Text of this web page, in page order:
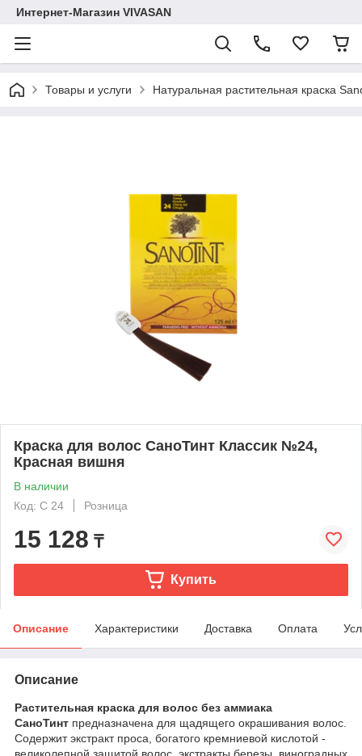
Интернет-Магазин VIVASAN
Товары и услуги Натуральная растительная краска
Краска для волос СаноТинт Классик №24,
Красная вишня
В наличии
Код: C 24
Розница
15 128 ₸
Купить
Описание Характеристики Доставка Оплата
Описание
Растительная краска для волос без аммиака
СаноТинт предназначена для щадящего окрашивания волос.
Содержит экстракт проса, богатого кремниевой кислотой -
великолепной защитой волос, экстракты березы, виноградных